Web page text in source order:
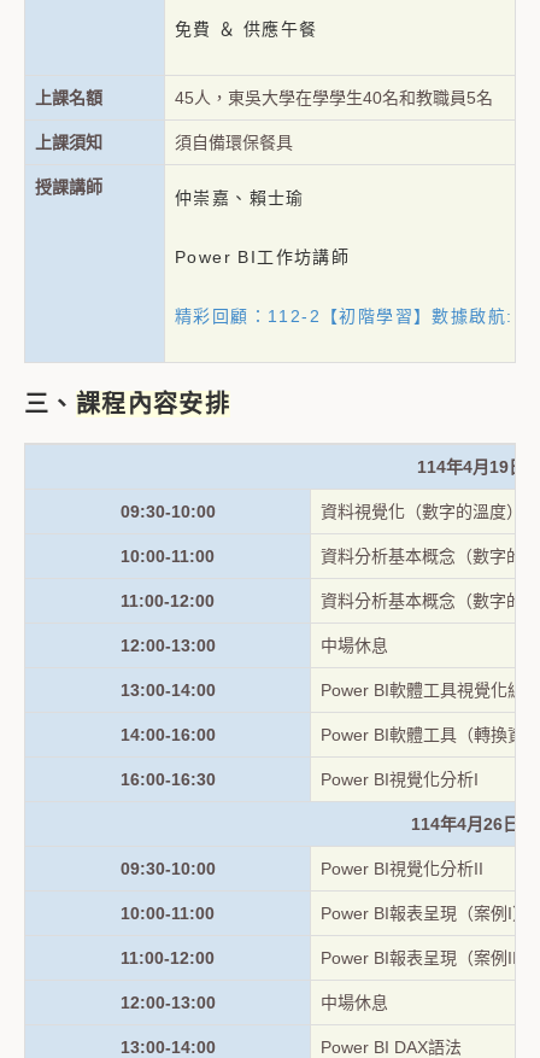
免費 ＆ 供應午餐
上課名額 45人，東吳大學在學學生40名和教職員5名
上課須知 須自備環保餐具
授課講師
仲崇嘉、賴士瑜
Power BI工作坊講師
精彩回顧：112-2【初階學習】數據啟航:
三、 課程內容安排
114年4月19日(
09:30-10:00 資料視覺化（數字的溫度）
10:00-11:00 資料分析基本概念（數字的
11:00-12:00 資料分析基本概念（數字的
12:00-13:00 中場休息
13:00-14:00 Power BI軟體工具視覺化總覽
14:00-16:00 Power BI軟體工具（轉換資
16:00-16:30 Power BI視覺化分析I
114年4月26日
09:30-10:00 Power BI視覺化分析II
10:00-11:00 Power BI報表呈現（案例I）
11:00-12:00 Power BI報表呈現（案例II）
12:00-13:00 中場休息
13:00-14:00 Power BI DAX語法